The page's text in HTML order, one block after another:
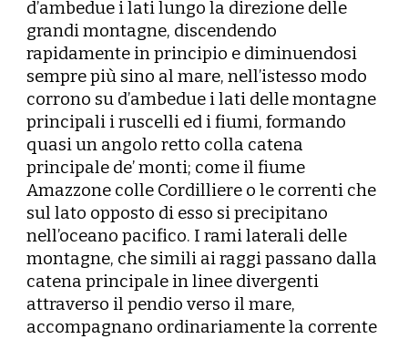
d’ambedue i lati lungo la direzione delle
grandi montagne, discendendo
rapidamente in principio e diminuendosi
sempre più sino al mare, nell’istesso modo
corrono su d’ambedue i lati delle montagne
principali i ruscelli ed i fiumi, formando
quasi un angolo retto colla catena
principale de’ monti; come il fiume
Amazzone colle Cordilliere o le correnti che
sul lato opposto di esso si precipitano
nell’oceano pacifico. I rami laterali delle
montagne, che simili ai raggi passano dalla
catena principale in linee divergenti
attraverso il pendio verso il mare,
accompagnano ordinariamente la corrente